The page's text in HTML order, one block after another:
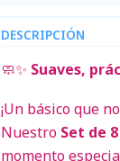
DESCRIPCIÓN
🧼✨ Suaves,
¡Un básico que
Nuestro Set de
momento